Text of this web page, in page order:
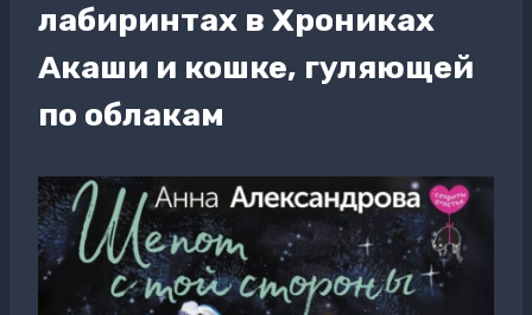
лабиринтах в Хрониках
Акаши и кошке, гуляющей
по облакам